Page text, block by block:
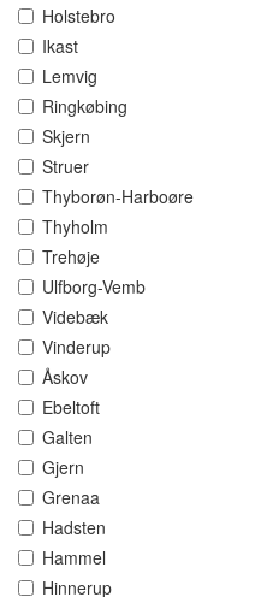
Holstebro
Ikast
Lemvig
Ringkøbing
Skjern
Struer
Thyborøn-Harboøre
Thyholm
Trehøje
Ulfborg-Vemb
Videbæk
Vinderup
Åskov
Ebeltoft
Galten
Gjern
Grenaa
Hadsten
Hammel
Hinnerup